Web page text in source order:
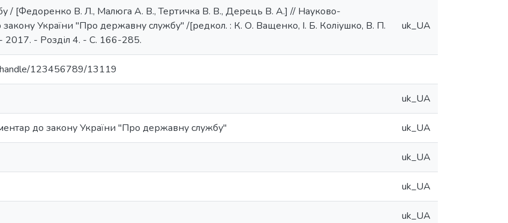
/ [Федоренко В. Л., Малюга А. В., Тертичка В. В., Дерець В. А.] // Науково-
України "Про державну службу" /[редкол. : К. О. Ващенко, І. Б. Коліушко, В. П.
- Розділ 4. - С. 166-285.
uk_UA
handle/123456789/13119
uk_UA
до закону України "Про державну службу" uk_UA
uk_UA
uk_UA
uk_UA